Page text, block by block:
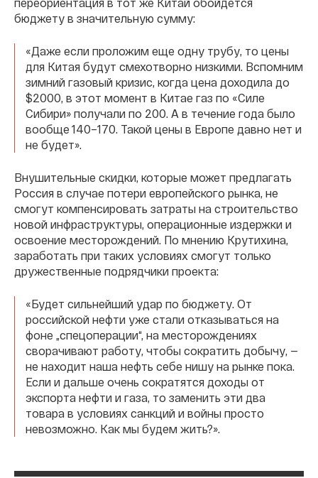
переориентация в тот же Китай обойдется
бюджету в значительную сумму:
«Даже если проложим еще одну трубу, то цены
для Китая будут смехотворно низкими. Вспомним
зимний газовый кризис, когда цена доходила до
$2000, в этот момент в Китае газ по «Силе
Сибири» получали по 200. А в течение года было
вообще 140–170. Такой цены в Европе давно нет и
не будет».
Внушительные скидки, которые может предлагать
Россия в случае потери европейского рынка, не
смогут компенсировать затраты на строительство
новой инфраструктуры, операционные издержки и
освоение месторождений. По мнению Крутихина,
заработать при таких условиях смогут только
дружественные подрядчики проекта:
«Будет сильнейший удар по бюджету. От
российской нефти уже стали отказываться на
фоне „спецоперации“, на месторождениях
сворачивают работу, чтобы сократить добычу, —
не находит наша нефть себе нишу на рынке пока.
Если и дальше очень сократятся доходы от
экспорта нефти и газа, то заменить эти два
товара в условиях санкций и войны просто
невозможно. Как мы будем жить?».